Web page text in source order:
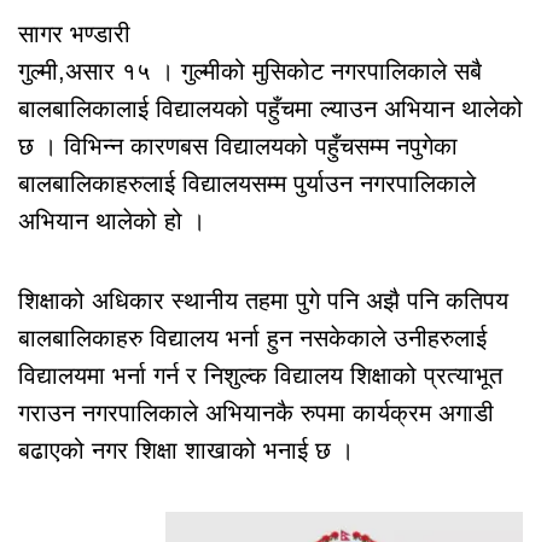
सागर भण्डारी
गुल्मी,असार १५ । गुल्मीको मुसिकोट नगरपालिकाले सबै
बालबालिकालाई विद्यालयको पहुँचमा ल्याउन अभियान थालेको
छ । विभिन्न कारणबस विद्यालयको पहुँचसम्म नपुगेका
बालबालिकाहरुलाई विद्यालयसम्म पुर्याउन नगरपालिकाले
अभियान थालेको हो ।
शिक्षाको अधिकार स्थानीय तहमा पुगे पनि अझै पनि कतिपय
बालबालिकाहरु विद्यालय भर्ना हुन नसकेकाले उनीहरुलाई
विद्यालयमा भर्ना गर्न र निशुल्क विद्यालय शिक्षाको प्रत्याभूत
गराउन नगरपालिकाले अभियानकै रुपमा कार्यक्रम अगाडी
बढाएको नगर शिक्षा शाखाको भनाई छ ।